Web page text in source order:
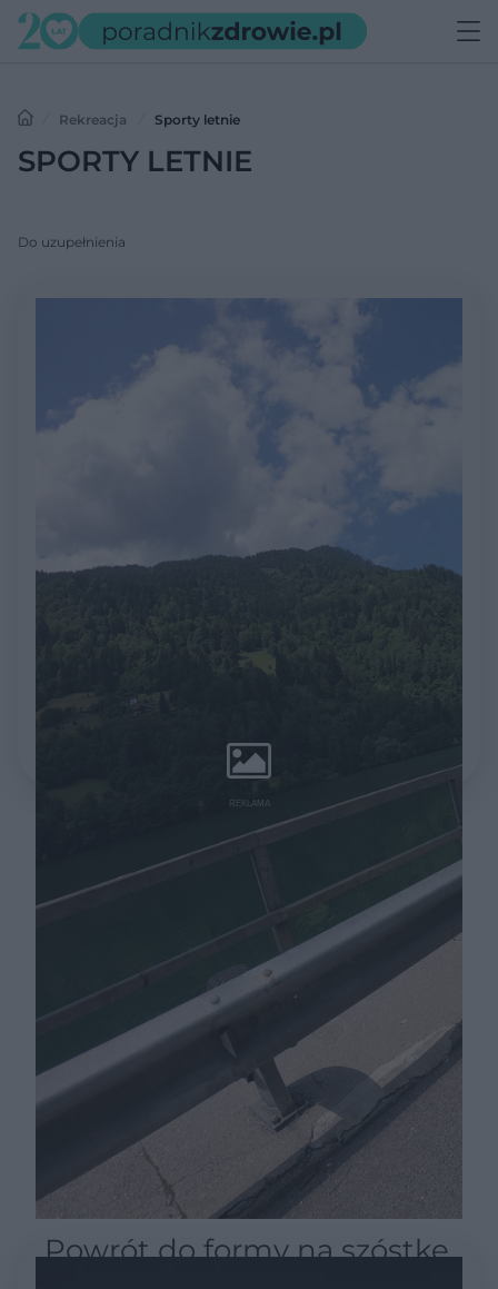
Rekreacja Sporty letnie
SPORTY LETNIE
Do uzupełnienia
Powrót do formy na szóstkę